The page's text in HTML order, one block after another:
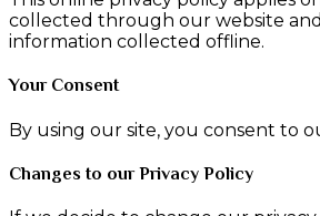
collected through our website
information collected offline.
Your Consent
By using our site, you consent to
Changes to our Privacy Policy